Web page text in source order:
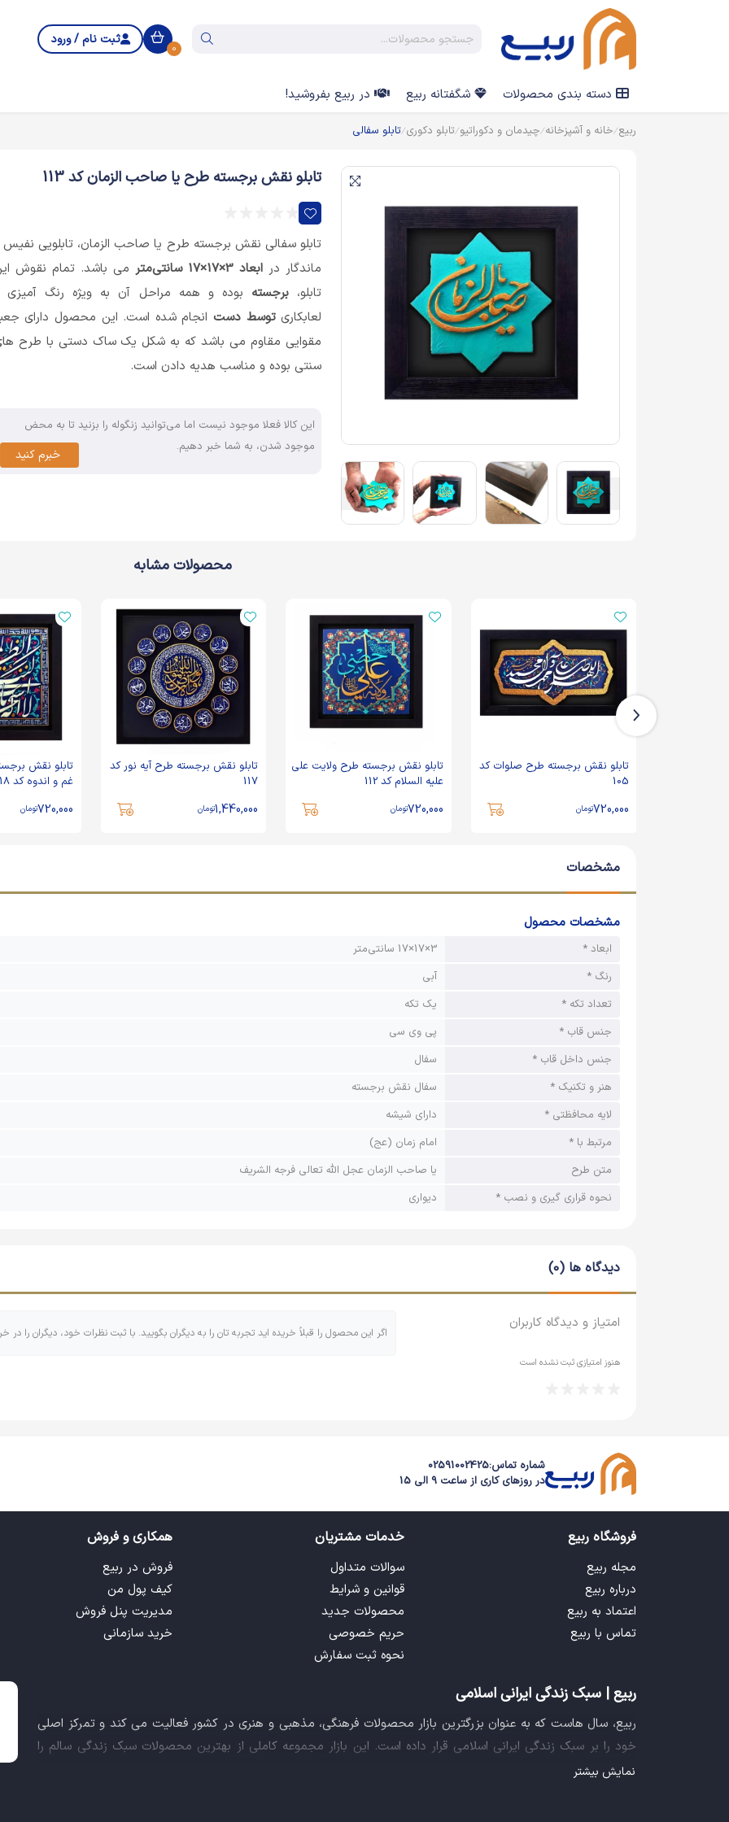
0
ثبت نام / ورود
دسته بندی محصولات شگفتانه ربیع در ربیع بفروشید!
ربیع خانه و آشپزخانه چیدمان و دکوراتیو تابلو دکوری تابلو سفالی
تابلو نقش برجسته طرح یا صاحب الزمان کد 113
تابلو سفالی نقش برجسته طرح یا صاحب الزمان، تابلویی نفیس
ماندگار در ابعاد 3×17×17 سانتی‌متر
می باشد. تمام نقوش
تابلو، برجسته بوده و همه مراحل آن به ویژه رنگ آمیزی
لعابکاریتوسط دستانجام شده است. این محصول دارای
مقوایی مقاوم می باشد که به شکل یک ساک دستی با طرح
سنتی بوده و مناسب هدیه دادن است.
این کالا فعلا موجود نیست اما می‌توانید زنگوله را بزنید تا به محض
موجود شدن، به شما خبر دهیم.
خبرم کنید
محصولات مشابه
تابلو نقش برجسته طرح صلوات کد
105
720,000تومان
تابلو نقش برجسته طرح ولایت علی
علیه السلام کد 112
720,000تومان
تابلو نقش برجسته طرح آیه نور کد
117
1,440,000تومان
تابلو نقش
غم و اندوه کد 118
720,000تومان
مشخصات
مشخصات محصول
ابعاد *
3×17×17 سانتی‌متر
رنگ *
آبی
تعداد تکه *
یک تکه
جنس قاب *
پی وی سی
جنس داخل قاب *
سفال
هنر و تکنیک *
سفال نقش برجسته
لایه محافظتی *
دارای شیشه
مرتبط با *
امام زمان (عج)
متن طرح
یا صاحب الزمان عجل الله تعالی فرجه الشریف
نحوه قراری گیری و نصب *
دیواری
دیدگاه ها (0)
امتیاز و دیدگاه کاربران
هنوز امتیازی ثبت نشده است
اگر این محصول را قبلاً خریده اید تجربه تان را به دیگران بگویید. با ثبت نظرات خود، دیگران را در
شماره تماس:02591002425
در روزهای کاری از ساعت 9 الی 15
فروشگاه ربیع
مجله ربیع
درباره ربیع
اعتماد به ربیع
تماس با ربیع
خدمات مشتریان
سوالات متداول
قوانین و شرایط
محصولات جدید
حریم خصوصی
نحوه ثبت سفارش
همکاری و فروش
فروش در ربیع
کیف پول من
مدیریت پنل فروش
خرید سازمانی
ربیع | سبک زندگی ایرانی اسلامی
ربیع، سال هاست که به عنوان بزرگترین بازار محصولات فرهنگی، مذهبی و هنری در کشور فعالیت می کند و تمرکز اصلی
خود را بر سبک زندگی ایرانی اسلامی قرار داده است. این بازار مجموعه کاملی از بهترین محصولات سبک زندگی سالم را
فراهم آورده تا تمام نیازهای شما را برای خرید اینترنتی کالاهای فرهنگی، مذهبی و هنری برآورده نماید.
نمایش بیشتر